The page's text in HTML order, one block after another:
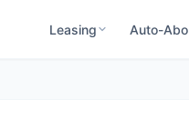
Leasing Auto-Abo